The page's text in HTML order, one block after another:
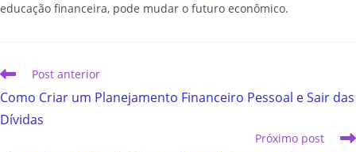
educação financeira, pode mudar o futuro econômico.
Post anterior
Como Criar um Planejamento Financeiro Pessoal e Sair das
Dívidas
Próximo post